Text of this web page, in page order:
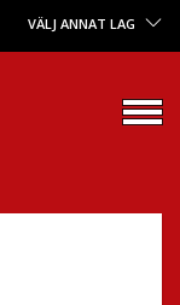
VÄLJ ANNAT LAG